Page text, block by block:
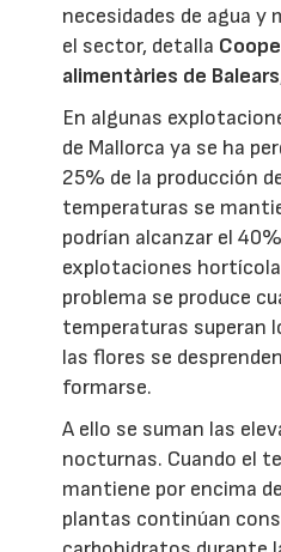
necesidades de agua y
el sector, detalla
alimentàries de Balears
En algunas
de Mallorca ya se ha
25% de la producción
temperaturas se
podrían alcanzar el
explotaciones
problema se produce
temperaturas superan
las flores se
formarse.
A ello se suman las
nocturnas. Cuando el
mantiene por encima
plantas continúan